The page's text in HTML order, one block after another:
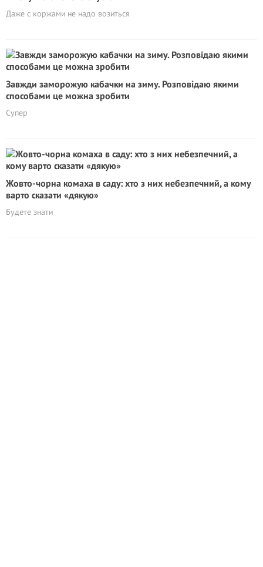
Даже с коржами не надо возиться
Завжди заморожую кабачки на зиму. Розповідаю якими
способами це можна зробити
Супер
Жовто-чорна комаха в саду: хто з них небезпечний, а кому
варто сказати «дякую»
Будете знати